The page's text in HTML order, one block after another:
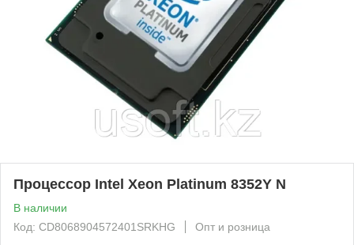
Процессор Intel Xeon Platinum 8352Y N
В наличии
Код: CD8068904572401SRKHG
Опт и розница